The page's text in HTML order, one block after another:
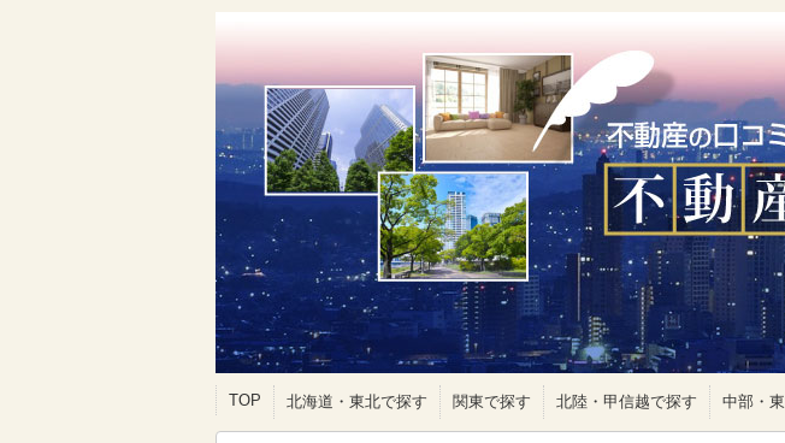
TOP 北海道・東北で探す 関東で探す 北陸・甲信越で探す 中部・